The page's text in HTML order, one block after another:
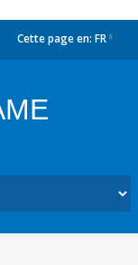
Cette page en: FR